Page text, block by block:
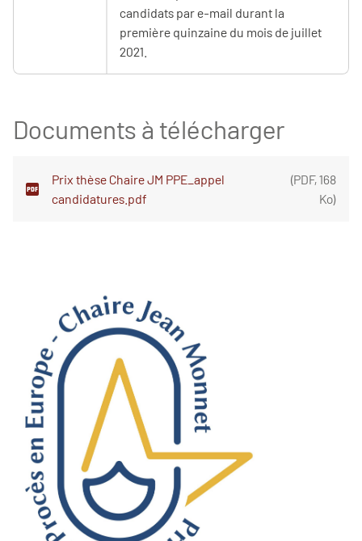
candidats par e-mail durant la
première quinzaine du mois de juillet
2021.
Documents à télécharger
Prix thèse Chaire JM PPE_appel
candidatures.pdf
(PDF,168
Ko)